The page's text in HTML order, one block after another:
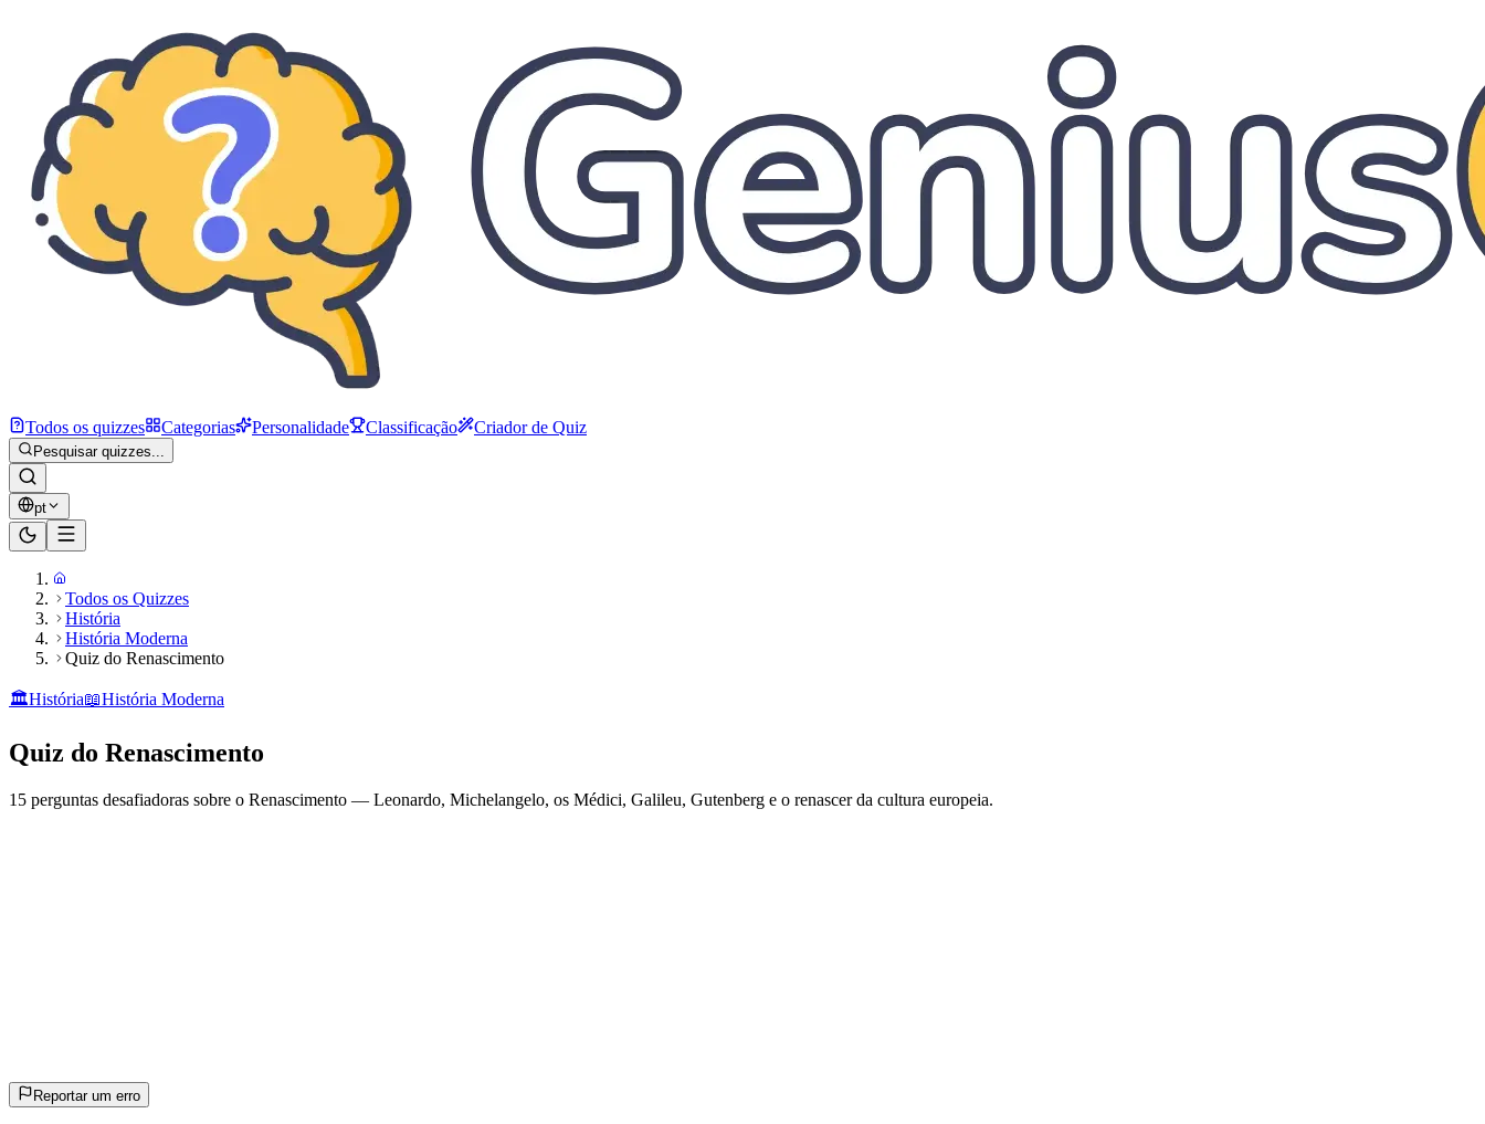
Todos os quizzes Categorias Personalidade Classificação Criador de Quiz
Pesquisar quizzes...
pt
Todos os Quizzes
História
História Moderna
Quiz do Renascimento
🏛️História📖História Moderna
Quiz do Renascimento
15 perguntas desafiadoras sobre o Renascimento — Leonardo, Michelangelo, os Médici, Galileu, Gutenberg e o renascer da cultura europeia.
Reportar um erro